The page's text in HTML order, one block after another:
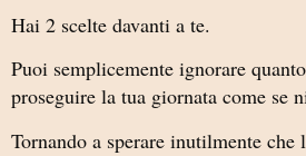
Hai 2 scelte davanti a te.
Puoi semplicemente ignorare
proseguire la tua giornata come se
Tornando a sperare inutilmente